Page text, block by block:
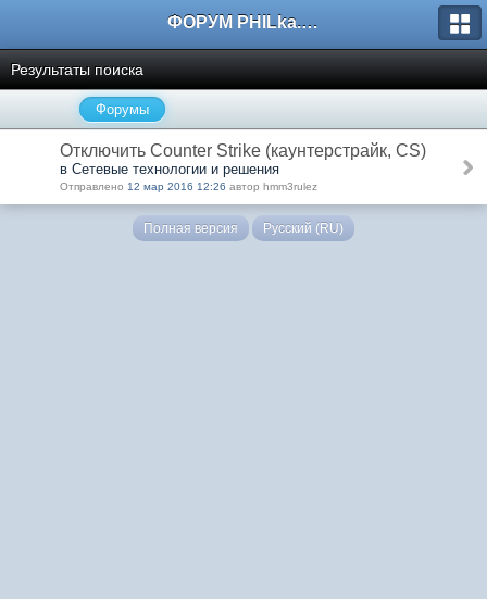
ФОРУМ PHILka.RU
Результаты поиска
Форумы
Отключить Counter Strike (каунтерстрайк, CS)
в Сетевые технологии и решения
Отправлено 12 мар 2016 12:26 автор hmm3rulez
Полная версия Русский (RU)